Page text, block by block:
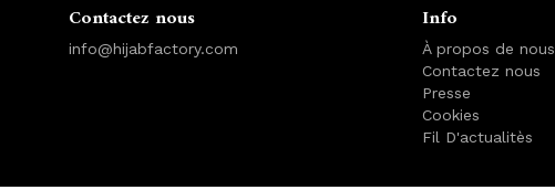
Contactez nous
info@hijabfactory.com
Info
À propos de nous
Contactez nous
Presse
Cookies
Fil D'actualitès